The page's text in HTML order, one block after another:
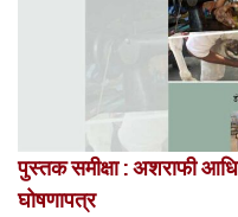
पुस्तक समीक्षा : अशराफी
घोषणापत्र